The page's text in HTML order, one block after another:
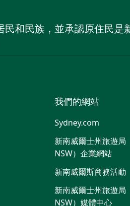
和民族，並承認原住民是
我們的網站
Sydney.com
新南威爾士州旅遊
NSW）企業網站​
新南威爾斯商務活動
新南威爾士州旅遊
NSW）媒體中心